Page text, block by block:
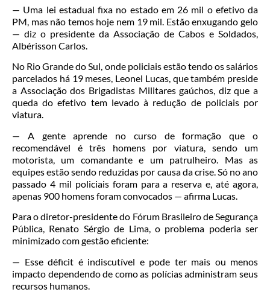
— Uma lei estadual fixa no estado em 26 mil o efetivo da
PM, mas não temos hoje nem 19 mil. Estão enxugando gelo
— diz o presidente da Associação de Cabos e Soldados,
Albérisson Carlos.
No Rio Grande do Sul, onde policiais estão tendo os salários
parcelados há 19 meses, Leonel Lucas, que também preside
a Associação dos Brigadistas Militares gaúchos, diz que a
queda do efetivo tem levado à redução de policiais por
viatura.
— A gente aprende no curso de formação que o
recomendável é três homens por viatura, sendo um
motorista, um comandante e um patrulheiro. Mas as
equipes estão sendo reduzidas por causa da crise. Só no ano
passado 4 mil policiais foram para a reserva e, até agora,
apenas 900 homens foram convocados — afirma Lucas.
Para o diretor-presidente do Fórum Brasileiro de Segurança
Pública, Renato Sérgio de Lima, o problema poderia ser
minimizado com gestão eficiente:
— Esse déficit é indiscutível e pode ter mais ou menos
impacto dependendo de como as polícias administram seus
recursos humanos.